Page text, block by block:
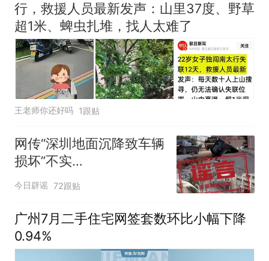
行，救援人员最新发声：山里37度、野草
超1米、蜱虫扎堆，找人太难了
王老师你还好吗 1跟贴
网传“深圳地面沉降致车辆
损坏”不实
（2026·08·06）
今日辟谣 72跟贴
广州7月二手住宅网签套数环比小幅下降
0.94%